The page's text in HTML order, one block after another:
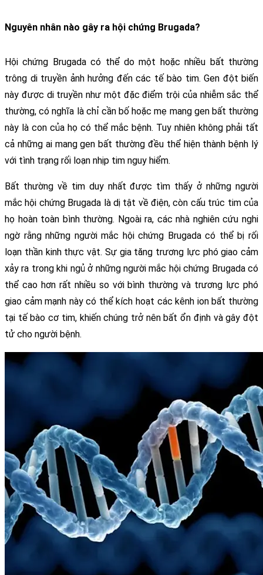
Nguyên nhân nào gây ra hội chứng Brugada?
Hội chứng Brugada có thể do một hoặc nhiều bất thường
trông di truyền ảnh hưởng đến các tế bào tim. Gen đột biến
này được di truyền như một đặc điểm trội của nhiễm sắc thể
thường, có nghĩa là chỉ cần bố hoặc mẹ mang gen bất thường
này là con của họ có thể mắc bệnh. Tuy nhiên không phải tất
cả những ai mang gen bất thường đều thể hiện thành bệnh lý
với tình trạng rối loạn nhịp tim nguy hiểm.
Bất thường về tim duy nhất được tìm thấy ở những người
mắc hội chứng Brugada là dị tật về điện, còn cấu trúc tim của
họ hoàn toàn bình thường. Ngoài ra, các nhà nghiên cứu nghi
ngờ rằng những người mắc hội chứng Brugada có thể bị rối
loạn thần kinh thực vật. Sự gia tăng trương lực phó giao cảm
xảy ra trong khi ngủ ở những người mắc hội chứng Brugada có
thể cao hơn rất nhiều so với bình thường và trương lực phó
giao cảm mạnh này có thể kích hoạt các kênh ion bất thường
tại tế bào cơ tim, khiến chúng trở nên bất ổn định và gây đột
tử cho người bệnh.